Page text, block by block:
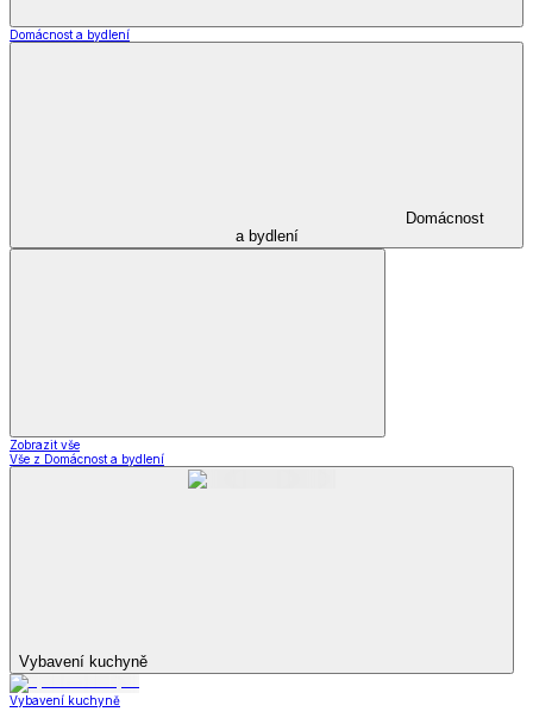
Domácnost a bydlení
Domácnost
a bydlení
Zobrazit vše
Vše z Domácnost a bydlení
Vybavení kuchyně
Vybavení kuchyně